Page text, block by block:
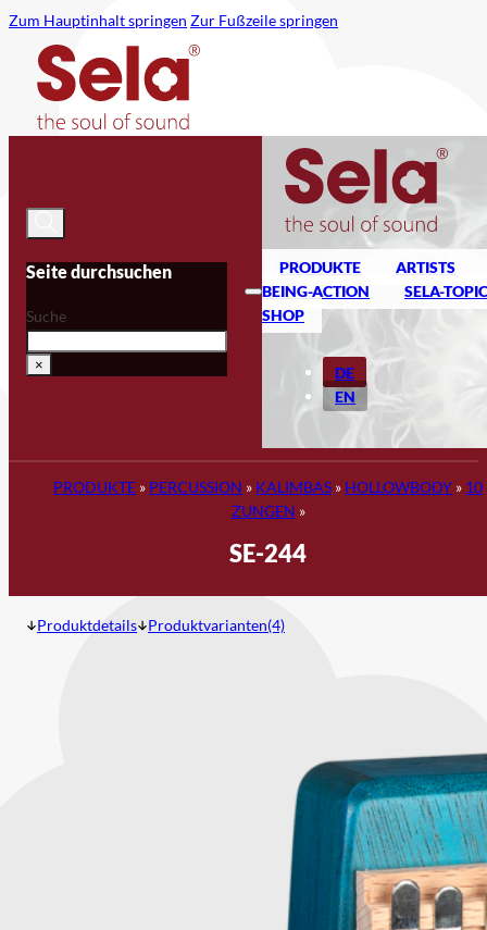
Zum Hauptinhalt springen Zur Fußzeile springen
Seite durchsuchen
Suche
×
PRODUKTE
ARTISTS
BEING-ACTION
SELA-
SHOP
DE
EN
PRODUKTE » PERCUSSION » KALIMBAS » HOLLOWBODY » 10
ZUNGEN »
SE-244
Produktdetails Produktvarianten(4)